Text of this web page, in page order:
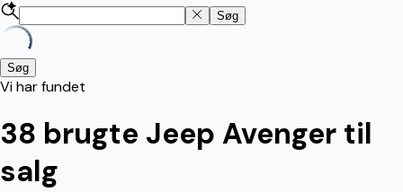
Søg
Søg
Vi har fundet
38 brugte Jeep Avenger til
salg